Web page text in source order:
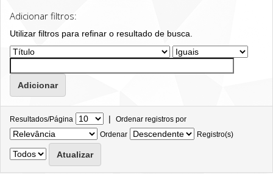
Adicionar filtros:
Utilizar filtros para refinar o resultado de busca.
Resultados/Página | Ordenar registros por
Ordenar
Registro(s)